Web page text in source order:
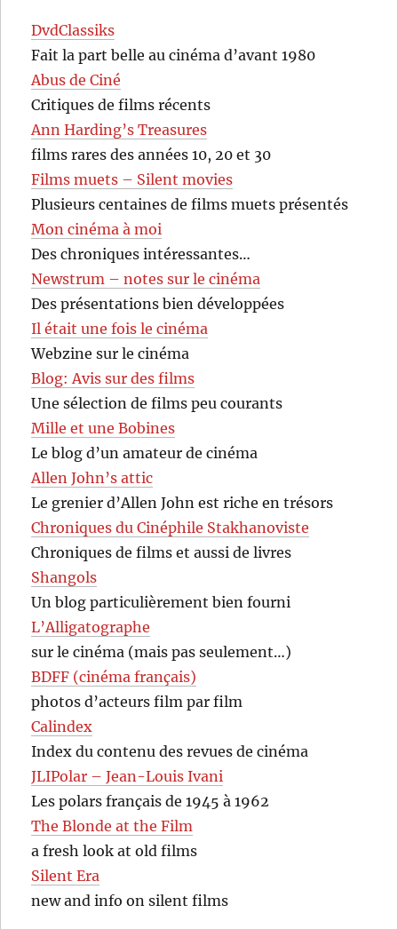
DvdClassiks
Fait la part belle au cinéma d’avant 1980
Abus de Ciné
Critiques de films récents
Ann Harding’s Treasures
films rares des années 10, 20 et 30
Films muets – Silent movies
Plusieurs centaines de films muets présentés
Mon cinéma à moi
Des chroniques intéressantes…
Newstrum – notes sur le cinéma
Des présentations bien développées
Il était une fois le cinéma
Webzine sur le cinéma
Blog: Avis sur des films
Une sélection de films peu courants
Mille et une Bobines
Le blog d’un amateur de cinéma
Allen John’s attic
Le grenier d’Allen John est riche en trésors
Chroniques du Cinéphile Stakhanoviste
Chroniques de films et aussi de livres
Shangols
Un blog particulièrement bien fourni
L’Alligatographe
sur le cinéma (mais pas seulement…)
BDFF (cinéma français)
photos d’acteurs film par film
Calindex
Index du contenu des revues de cinéma
JLIPolar – Jean-Louis Ivani
Les polars français de 1945 à 1962
The Blonde at the Film
a fresh look at old films
Silent Era
new and info on silent films